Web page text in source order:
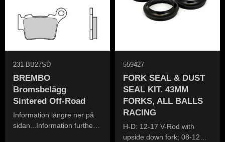
BREMBO
Bromsbelägg
Sintered Off-Road
Information längre ner på
sidan...Information further
231-BB27SD
FORK SEAL & DUST
SEAL KIT. 43MM
FORKS, ALL BALLS
RACING
H-D: 12-17 V-Rod with
upside down fork; 08-12
559427